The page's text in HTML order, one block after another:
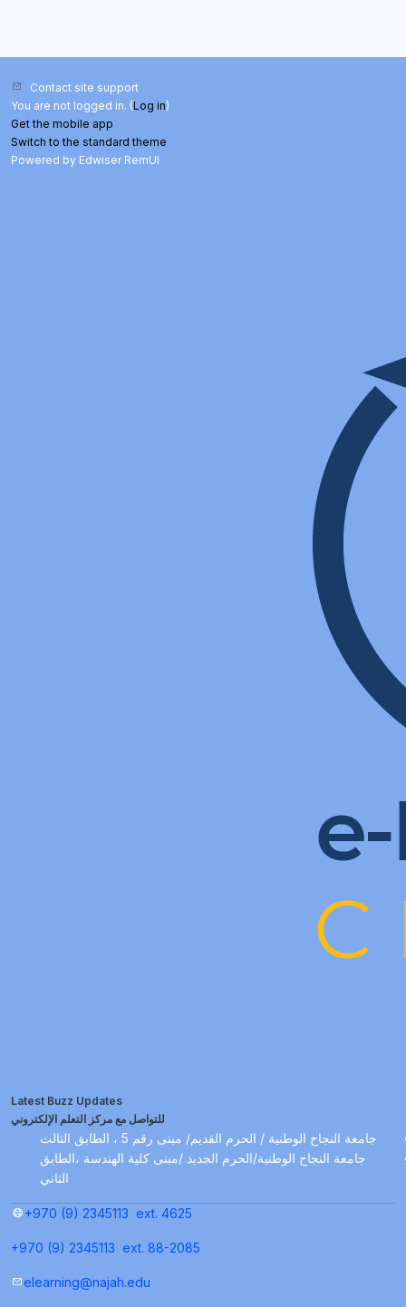
Contact site support
You are not logged in. (Log in)
Get the mobile app
Switch to the standard theme
Powered by Edwiser RemUI
Latest Buzz Updates
للتواصل مع مركز التعلم الإلكتروني
جامعة النجاح الوطنية / الحرم القديم/ مبنى رقم 5 ، الطابق الثالث
جامعة النجاح الوطنية/الحرم الجديد /مبنى كلية الهندسة ،الطابق
الثاني
+970 (9) 2345113 ext. 4625
+970 (9) 2345113 ext. 88-2085
elearning@najah.edu